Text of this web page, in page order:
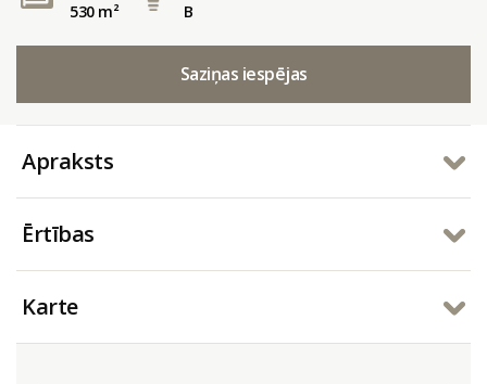
530 m² B
Saziņas iespējas
Apraksts
Ērtības
Karte